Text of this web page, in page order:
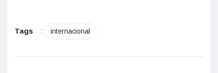
Tags : internacional